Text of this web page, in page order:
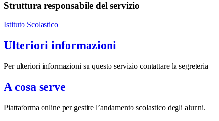
Struttura responsabile del servizio
Istituto Scolastico
Ulteriori informazioni
Per ulteriori informazioni su questo servizio contattare la segreteria
A cosa serve
Piattaforma online per gestire l’andamento scolastico degli alunni.